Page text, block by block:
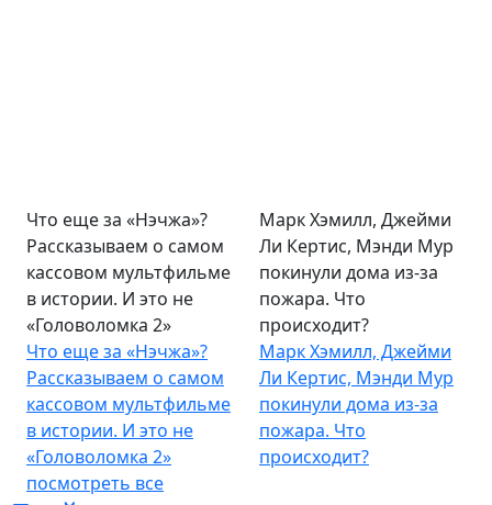
Что еще за «Нэчжа»?
Рассказываем о самом
кассовом мультфильме
в истории. И это не
«Головоломка 2»
Что еще за «Нэчжа»?
Рассказываем о самом
кассовом мультфильме
в истории. И это не
«Головоломка 2»
Марк Хэмилл, Джейми
Ли Кертис, Мэнди Мур
покинули дома из-за
пожара. Что
происходит?
Марк Хэмилл, Джейми
Ли Кертис, Мэнди Мур
покинули дома из-за
пожара. Что
происходит?
посмотреть все